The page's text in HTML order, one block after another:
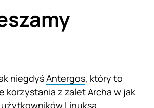
niegdyśAntergos, który to
korzystania z zalet Archa w jak
Linuksa.